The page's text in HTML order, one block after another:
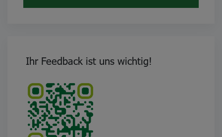
Ihr Feedback ist uns wichtig!